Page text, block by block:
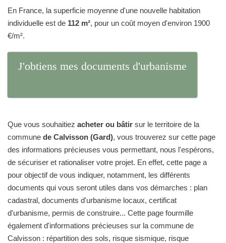
En France, la superficie moyenne d'une nouvelle habitation
individuelle est de 112 m², pour un coût moyen d'environ 1900
€/m².
J'obtiens mes documents d'urbanisme
Que vous souhaitiez acheter ou bâtir sur le territoire de la
commune de Calvisson (Gard), vous trouverez sur cette page
des informations précieuses vous permettant, nous l'espérons,
de sécuriser et rationaliser votre projet. En effet, cette page a
pour objectif de vous indiquer, notamment, les différents
documents qui vous seront utiles dans vos démarches : plan
cadastral, documents d'urbanisme locaux, certificat
d'urbanisme, permis de construire... Cette page fourmille
également d'informations précieuses sur la commune de
Calvisson : répartition des sols, risque sismique, risque